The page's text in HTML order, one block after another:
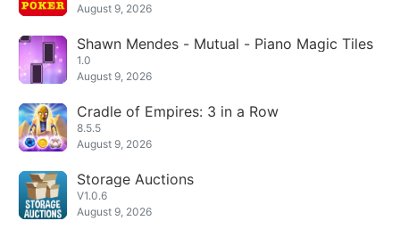
August 9, 2026
Shawn Mendes - Mutual - Piano Magic Tiles
1.0
August 9, 2026
Cradle of Empires: 3 in a Row
8.5.5
August 9, 2026
Storage Auctions
V1.0.6
August 9, 2026